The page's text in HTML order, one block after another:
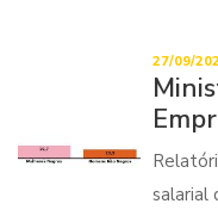
27/09/
salarial